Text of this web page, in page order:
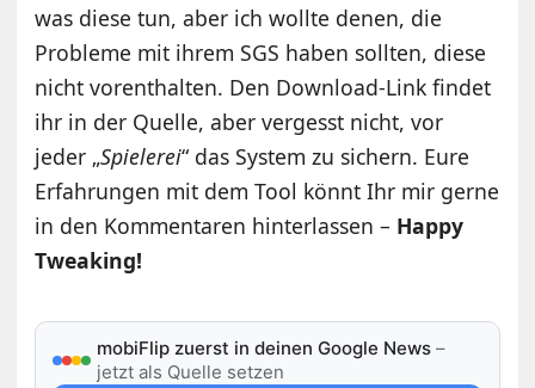
was diese tun, aber ich wollte denen, die
Probleme mit ihrem SGS haben sollten, diese
nicht vorenthalten. Den Download-Link findet
ihr in der Quelle, aber vergesst nicht, vor
jeder „Spielerei“ das System zu sichern. Eure
Erfahrungen mit dem Tool könnt Ihr mir gerne
in den Kommentaren hinterlassen – Happy
Tweaking!
mobiFlip zuerst in deinen Google News –
jetzt als Quelle setzen